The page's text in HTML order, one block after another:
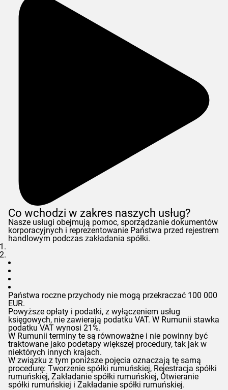
Co wchodzi w zakres naszych usług?
Nasze usługi obejmują pomoc, sporządzanie dokumentów
korporacyjnych i reprezentowanie Państwa przed rejestrem
handlowym podczas zakładania spółki.
Państwa roczne przychody nie mogą przekraczać 100 000
EUR.
Powyższe opłaty i podatki, z wyłączeniem usług
księgowych, nie zawierają podatku VAT. W Rumunii stawka
podatku VAT wynosi 21%.
W Rumunii terminy te są równoważne i nie powinny być
traktowane jako podetapy większej procedury, tak jak w
niektórych innych krajach.
W związku z tym poniższe pojęcia oznaczają tę samą
procedurę: Tworzenie spółki rumuńskiej, Rejestracja spółki
rumuńskiej, Zakładanie spółki rumuńskiej, Otwieranie
spółki rumuńskiej i Zakładanie spółki rumuńskiej.